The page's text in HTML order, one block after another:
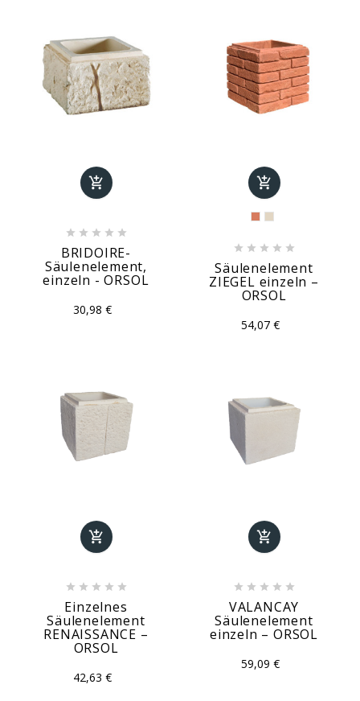

    
BRIDOIRE-
Säulenelement,
einzeln - ORSOL
30,98 €

    
Säulenelement
ZIEGEL einzeln –
ORSOL
54,07 €

    
Einzelnes
Säulenelement
RENAISSANCE –
ORSOL
42,63 €

    
VALANCAY
Säulenelement
einzeln – ORSOL
59,09 €